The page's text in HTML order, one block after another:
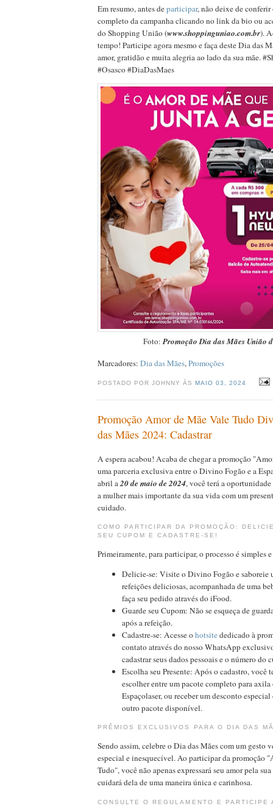
Em resumo, antes departicipar, não deixe de
completo da campanha clicando no link da bio ou
do Shopping União (www.shoppinguniao.com.br).
tempo! Participe agora mesmo e faça deste Dia das
amor, gratidão e muita alegria ao lado da sua mãe.
#Osasco #DiaDasMaes
Foto:Promoção Dia das Mães União
Marcadores: Dia das Mães,Promoções
POSTADO POR JOHNNY ÀSMAIO 03, 2024
Promoção Amor de Mãe Vale Tudo
das Mães 2024: Cadastrar
A espera acabou! Acaba de chegar a promoção
uma parceria exclusiva entre o Divino Fogão e a
abril a20 de maio de 2024, você terá a
a mulher mais importante da sua vida com um
cuidado.
COMO PARTICIPAR DA PROMOÇÃO:
SEU CUPOM E CADASTRE-SE!
Primeiramente, para participar, o processo é simples
Delicie-se: Visite o Divino Fogão e saboreie
refeições deliciosas, acompanhada de uma
faça seu pedido através do iFood.
Guarde seu Cupom: Não se esqueça de
após a refeição.
Cadastre-se: Acesse ohotsitededicado à
contato através do nosso WhatsApp
cadastrar seus dados pessoais e o número do
Escolha seu Presente: Após o cadastro, você
escolher entre um pacote completo para
Espaçolaser, ou receber um desconto
outro pacote disponível.
PRÊMIOS EXCLUSIVOS PARA O DIA DAS
Sendo assim, celebre o Dia das Mães com um gesto
especial e inesquecível. Ao participar da promoção
Tudo", você não apenas expressará seu amor pela
cuidará dela de uma maneira única e carinhosa.
CONSULTE O REGULAMENTO E PARTICIPE